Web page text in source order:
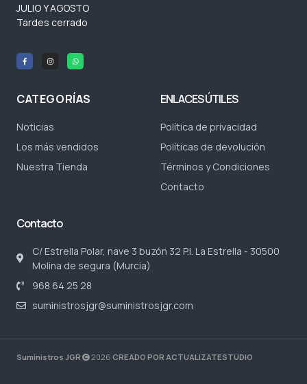
JULIO Y AGOSTO
Tardes cerrado
CATEGORÍAS
Noticias
Los más vendidos
Nuestra Tienda
ENLACES ÚTILES
Política de privacidad
Políticas de devolución
Términos y Condiciones
Contacto
Contacto
C/ Estrella Polar, nave 3 buzón 32 P.I. La Estrella - 30500
Molina de segura (Murcia)
968 64 25 28
suministrosjgr@suministrosjgr.com
Suministros JGR 2026 CREADO POR ACTUALIZATESTUDIO